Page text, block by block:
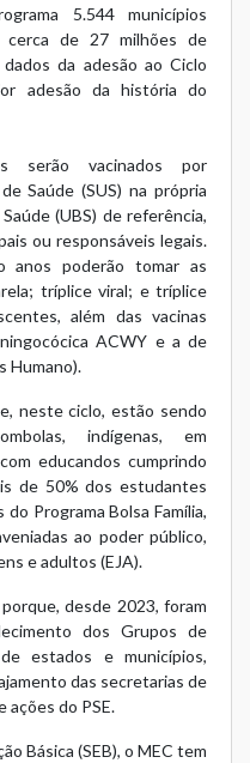
5.544 municípios
cerca de 27 milhões de
da adesão ao Ciclo
adesão da história do
serão vacinados por
Saúde (SUS) na própria
(UBS) de referência,
ou responsáveis legais.
anos poderão tomar as
tríplice viral; e tríplice
além das vacinas
ACWY e a de
Humano).
neste ciclo, estão sendo
indígenas, em
educandos cumprindo
de 50% dos estudantes
Programa Bolsa Família,
ao poder público,
e adultos (EJA).
desde 2023, foram
dos Grupos de
estados e municípios,
das secretarias de
ações do PSE.
Básica (SEB), o MEC tem